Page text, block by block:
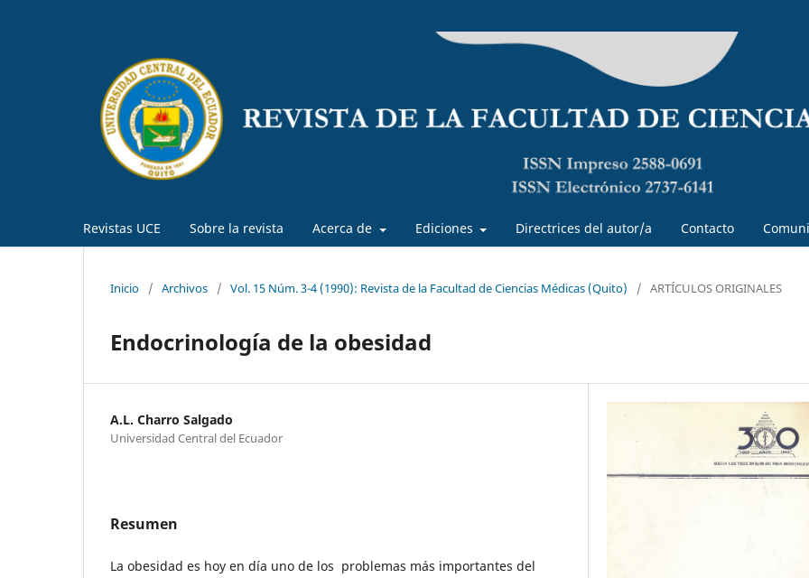
Revistas UCE Sobre la revista Acerca de Ediciones Directrices del autor/a Contacto
Inicio / Archivos / Vol. 15 Núm. 3-4 (1990): Revista de la Facultad de Ciencias Médicas (Quito) / ARTÍCULOS ORIGINALES
Endocrinología de la obesidad
A.L. Charro Salgado
Universidad Central del Ecuador
Resumen
La obesidad es hoy en día uno de los problemas más importantes del